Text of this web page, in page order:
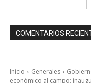
COMENTARIOS